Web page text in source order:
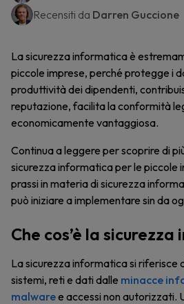
Recensiti da Darren Guccione
La sicurezza informatica è
piccole imprese, perché protegge i
produttività dei dipendenti,
reputazione, facilita la conformità
economicamente vantaggiosa.
Continua a leggere per scoprire di
sicurezza informatica per le piccole
prassi in materia di sicurezza
può iniziare a implementare sin da
Che cos’è la
La sicurezza informatica si riferisce
sistemi, reti e dati dalle minacce
malwaree accessi non autorizzati.